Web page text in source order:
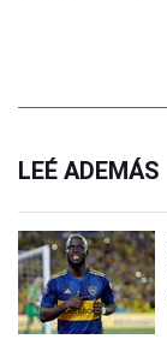
LEÉ ADEMÁS